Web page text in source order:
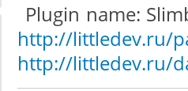
Plugin name:
http://littledev.ru/
http://littledev.ru/